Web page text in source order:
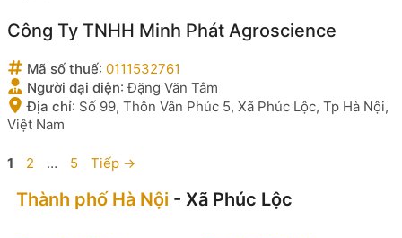
Công Ty TNHH Minh Phát Agroscience
Mã số thuế: 0111532761
Người đại diện:Đặng Văn Tâm
Địa chỉ: Số 99, Thôn Vân Phúc 5, Xã Phúc Lộc, Tp Hà Nội,
Việt Nam
Trang
1 Trang
2 … Trang
5 Tiếp →
Thành phố Hà Nội - Xã Phúc Lộc